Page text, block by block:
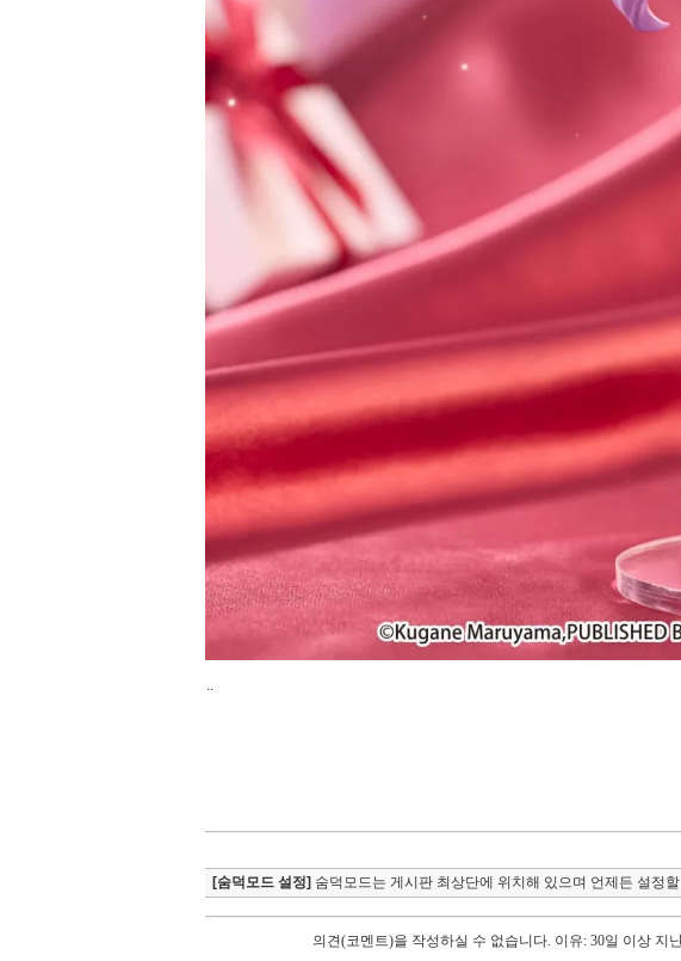
..
[숨덕모드 설정] 숨덕모드는 게시판 최상단에 위치해 있으며 언제든 설정
의견(코멘트)을 작성하실 수 없습니다. 이유: 30일 이상 지